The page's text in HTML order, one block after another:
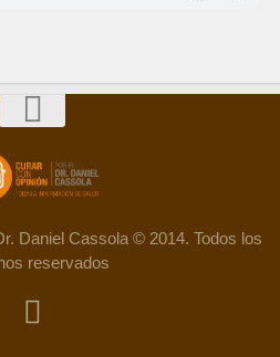
Daniel Cassola © 2014. Todos los
reservados